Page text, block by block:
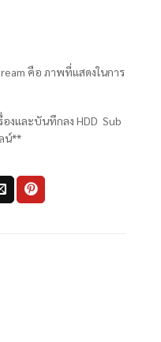
คือ ภาพที่แสดงในการ
งและบันทึกลง HDD Sub
น์**